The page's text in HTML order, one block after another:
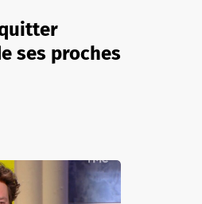
ses proches